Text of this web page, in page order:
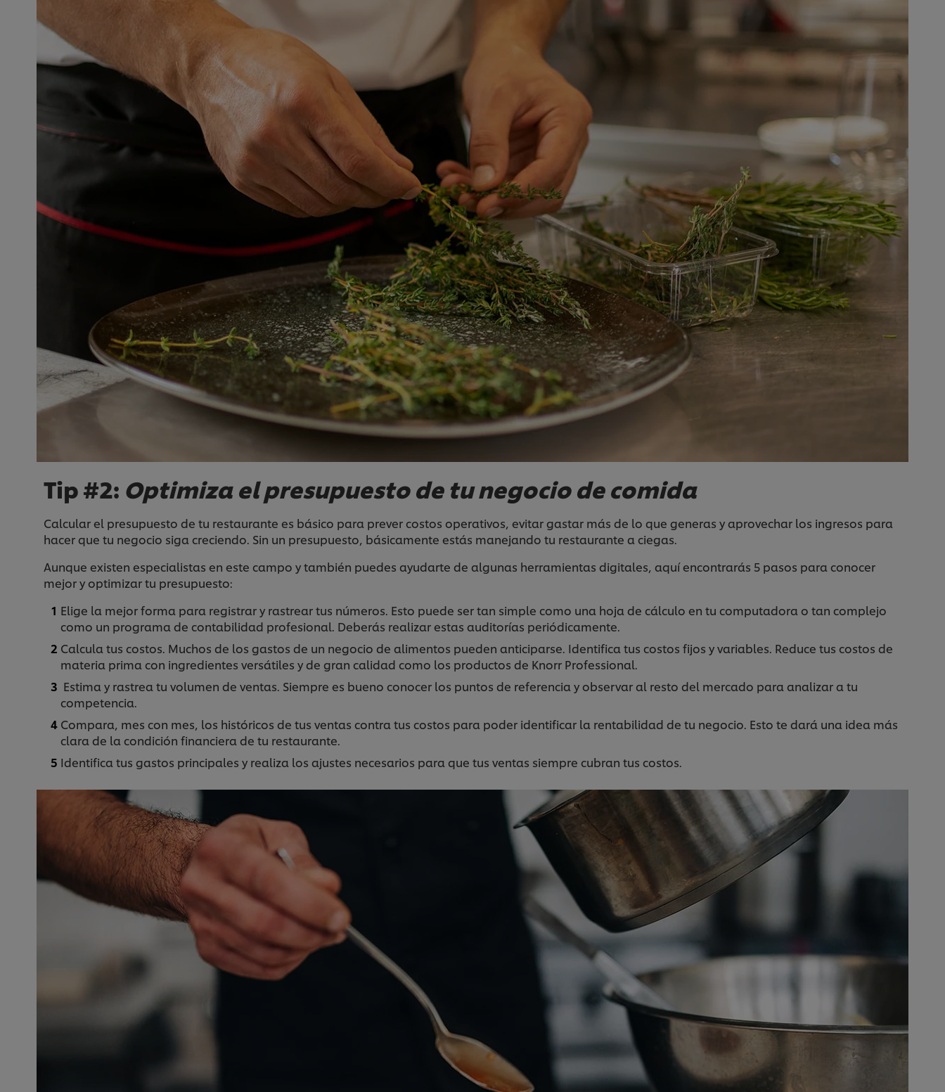
Tip #2: Optimiza el presupuesto de tu negocio de comida
Calcular el presupuesto de tu restaurante es básico para prever costos operativos, evitar gastar más de lo que generas y aprovechar los ingresos para
hacer que tu negocio siga creciendo. Sin un presupuesto, básicamente estás manejando tu restaurante a ciegas.
Aunque existen especialistas en este campo y también puedes ayudarte de algunas herramientas digitales, aquí encontrarás 5 pasos para conocer
mejor y optimizar tu presupuesto:
Elige la mejor forma para registrar y rastrear tus números. Esto puede ser tan simple como una hoja de cálculo en tu computadora o tan complejo
como un programa de contabilidad profesional. Deberás realizar estas auditorías periódicamente.
Calcula tus costos. Muchos de los gastos de un negocio de alimentos pueden anticiparse. Identifica tus costos fijos y variables. Reduce tus costos de
materia prima con ingredientes versátiles y de gran calidad como los productos de Knorr Professional.
Estima y rastrea tu volumen de ventas. Siempre es bueno conocer los puntos de referencia y observar al resto del mercado para analizar a tu
competencia.
Compara, mes con mes, los históricos de tus ventas contra tus costos para poder identificar la rentabilidad de tu negocio. Esto te dará una idea más
clara de la condición financiera de tu restaurante.
Identifica tus gastos principales y realiza los ajustes necesarios para que tus ventas siempre cubran tus costos.